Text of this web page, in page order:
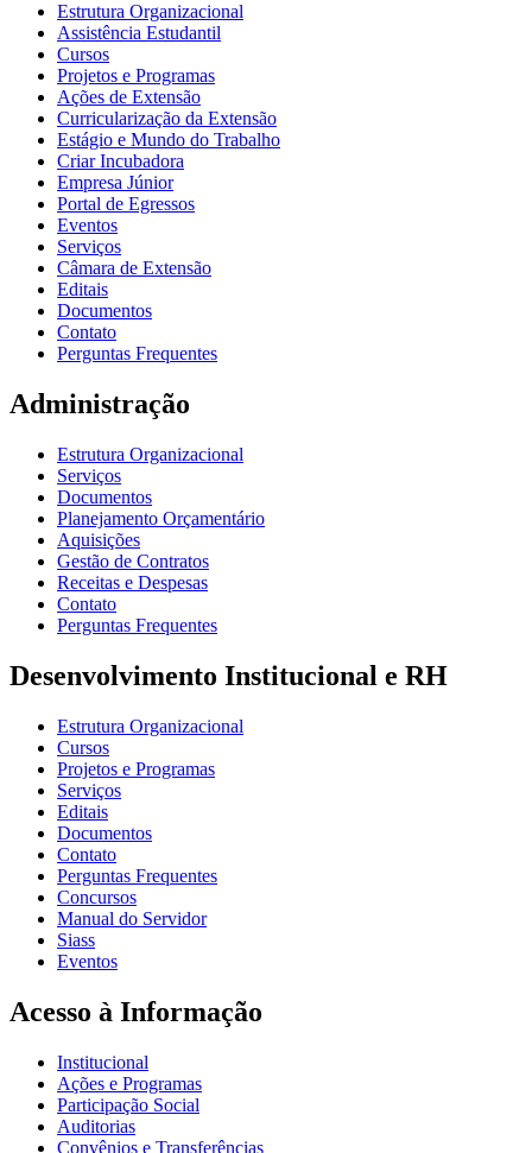
Estrutura Organizacional
Assistência Estudantil
Cursos
Projetos e Programas
Ações de Extensão
Curricularização da Extensão
Estágio e Mundo do Trabalho
Criar Incubadora
Empresa Júnior
Portal de Egressos
Eventos
Serviços
Câmara de Extensão
Editais
Documentos
Contato
Perguntas Frequentes
Administração
Estrutura Organizacional
Serviços
Documentos
Planejamento Orçamentário
Aquisições
Gestão de Contratos
Receitas e Despesas
Contato
Perguntas Frequentes
Desenvolvimento Institucional e RH
Estrutura Organizacional
Cursos
Projetos e Programas
Serviços
Editais
Documentos
Contato
Perguntas Frequentes
Concursos
Manual do Servidor
Siass
Eventos
Acesso à Informação
Institucional
Ações e Programas
Participação Social
Auditorias
Convênios e Transferências